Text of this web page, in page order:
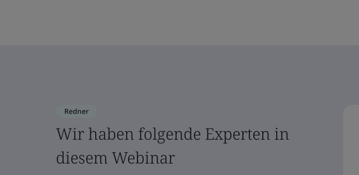
Redner
Wir haben folgende Experten in
diesem Webinar